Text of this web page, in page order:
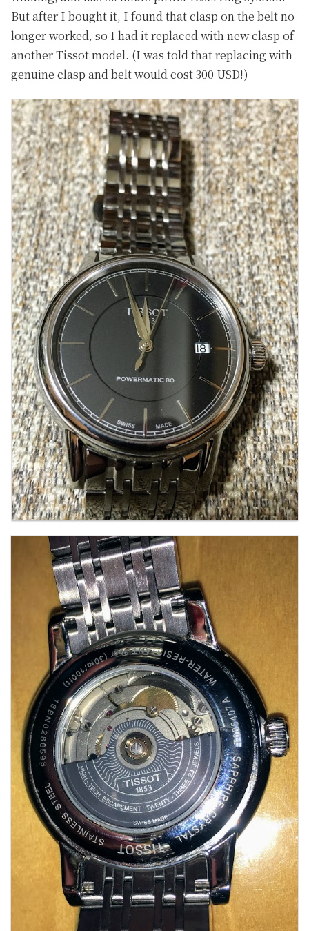
But after I bought it, I found that clasp on the belt no
longer worked, so I had it replaced with new clasp of
another Tissot model. (I was told that replacing with
genuine clasp and belt would cost 300 USD!)